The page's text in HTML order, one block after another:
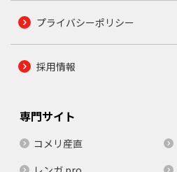
プライバシーポリシー
採用情報
専門サイト
コメリ産直